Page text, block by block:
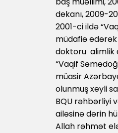
dekanı, 2009-
2001-ci ildə
müdafiə
doktoru alimlik
“Vaqif
müasir
olunmuş xeyli
BQU rəhbərliyi
ailəsinə dərin
Allah rəhmət